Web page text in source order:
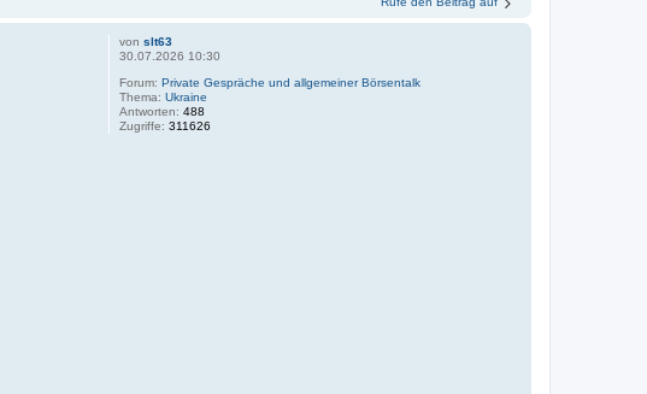
vonslt63
30.07.2026 10:30
Forum:Private Gespräche und allgemeiner Börsentalk
Thema:Ukraine
Antworten:488
Zugriffe:311626